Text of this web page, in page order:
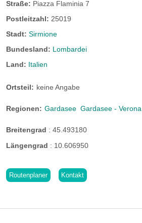
Straße: Piazza Flaminia 7
Postleitzahl: 25019
Stadt: Sirmione
Bundesland: Lombardei
Land: Italien
Ortsteil: keine Angabe
Regionen: Gardasee Gardasee - Verona
Breitengrad : 45.493180
Längengrad : 10.606950
Routenplaner Kontakt